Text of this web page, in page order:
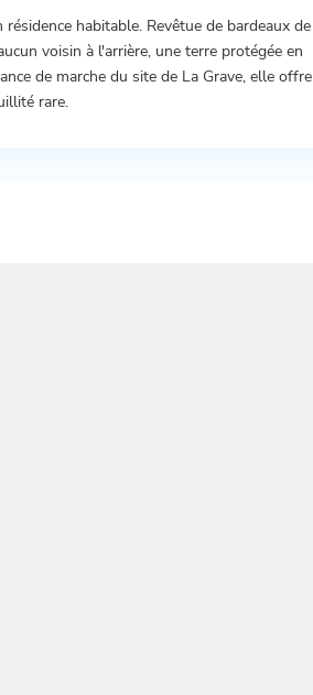
habitable. Revêtue de bardeaux de
voisin à l'arrière, une terre protégée en
de marche du site de La Grave, elle offre
rare.